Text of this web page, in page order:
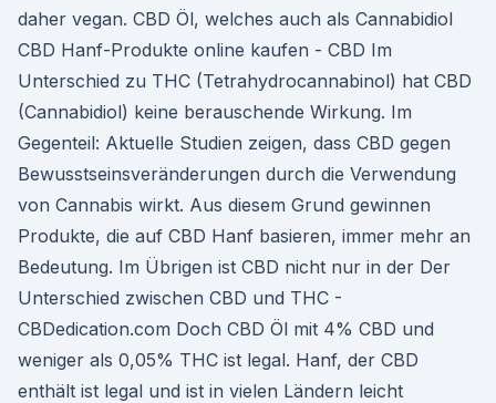
daher vegan. CBD Öl, welches auch als Cannabidiol
CBD Hanf-Produkte online kaufen - CBD Im
Unterschied zu THC (Tetrahydrocannabinol) hat CBD
(Cannabidiol) keine berauschende Wirkung. Im
Gegenteil: Aktuelle Studien zeigen, dass CBD gegen
Bewusstseinsveränderungen durch die Verwendung
von Cannabis wirkt. Aus diesem Grund gewinnen
Produkte, die auf CBD Hanf basieren, immer mehr an
Bedeutung. Im Übrigen ist CBD nicht nur in der Der
Unterschied zwischen CBD und THC -
CBDedication.com Doch CBD Öl mit 4% CBD und
weniger als 0,05% THC ist legal. Hanf, der CBD
enthält ist legal und ist in vielen Ländern leicht